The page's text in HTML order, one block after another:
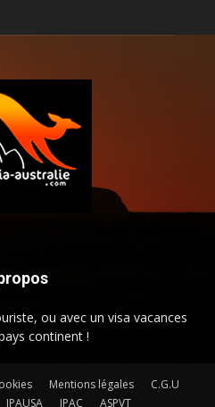
ou avec un visa vacances
continent !
Mentions légales
C.G.U
JPAUSA JPAC ASPVT